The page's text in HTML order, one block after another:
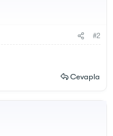
#2
Cevapla